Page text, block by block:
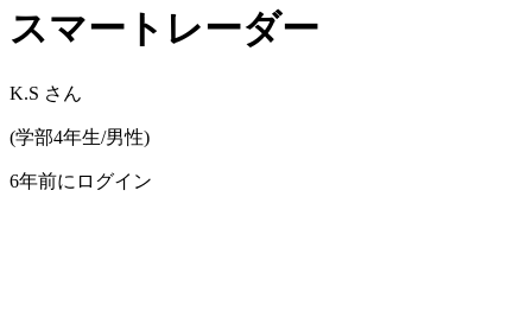
スマートレーダー
K.S さん
(学部4年生/男性)
6年前にログイン